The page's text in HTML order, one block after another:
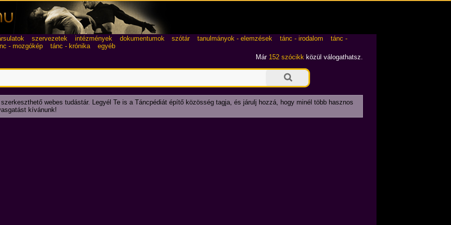
szervezetek intézmények dokumentumok szótár tanulmányok - elemzések tánc - irodalom
tánc -
- mozgókép tánc - krónika
egyéb
Már 152 szócikk közül válogathatsz.
webes tudástár. Legyél Te is a Táncpédiát építő közösség tagja, és járulj hozzá, hogy minél több hasznos
kívánunk!